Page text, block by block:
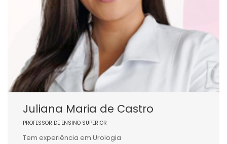
Juliana Maria de Castro
PROFESSOR DE ENSINO SUPERIOR
Tem experiência em Urologia